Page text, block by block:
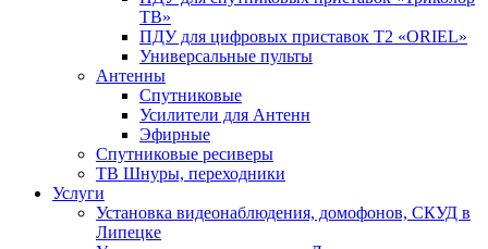
ТВ»
ПДУ для цифровых приставок Т2 «ORIEL»
Универсальные пульты
Антенны
Спутниковые
Усилители для Антенн
Эфирные
Спутниковые ресиверы
ТВ Шнуры, переходники
Услуги
Установка видеонаблюдения, домофонов, СКУД в
Липецке